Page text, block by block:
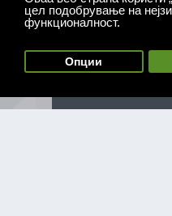
цел подобрување на
функционалност.
Опции